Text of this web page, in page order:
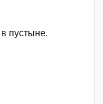
пустыне.